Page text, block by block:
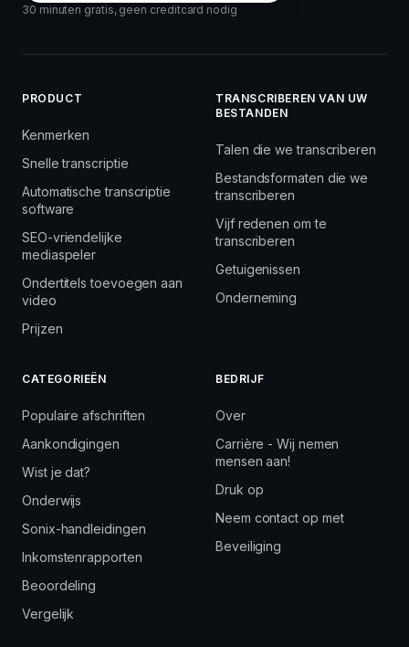
30 minuten gratis, geen creditcard nodig
PRODUCT
Kenmerken
Snelle transcriptie
Automatische transcriptie
software
SEO-vriendelijke
mediaspeler
Ondertitels toevoegen aan
video
Prijzen
TRANSCRIBEREN VAN UW
BESTANDEN
Talen die we transcriberen
Bestandsformaten die we
transcriberen
Vijf redenen om te
transcriberen
Getuigenissen
Onderneming
CATEGORIEËN
Populaire afschriften
Aankondigingen
Wist je dat?
Onderwijs
Sonix-handleidingen
Inkomstenrapporten
Beoordeling
Vergelijk
BEDRIJF
Over
Carrière - Wij nemen
mensen aan!
Druk op
Neem contact op met
Beveiliging